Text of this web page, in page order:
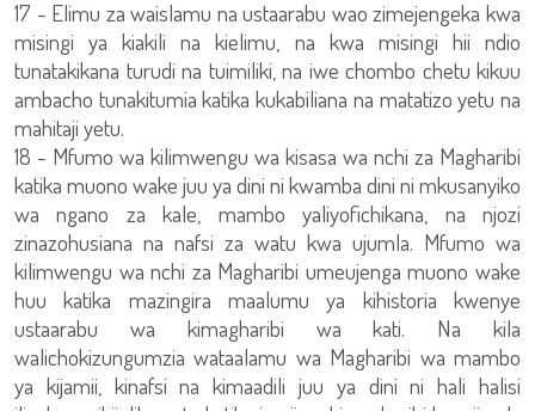
17 - Elimu za waislamu na ustaarabu wao zimejengeka kwa
misingi ya kiakili na kielimu, na kwa misingi hii ndio
tunatakikana turudi na tuimiliki, na iwe chombo chetu kikuu
ambacho tunakitumia katika kukabiliana na matatizo yetu na
mahitaji yetu.
18 - Mfumo wa kilimwengu wa kisasa wa nchi za Magharibi
katika muono wake juu ya dini ni kwamba dini ni mkusanyiko
wa ngano za kale, mambo yaliyofichikana, na njozi
zinazohusiana na nafsi za watu kwa ujumla. Mfumo wa
kilimwengu wa nchi za Magharibi umeujenga muono wake
huu katika mazingira maalumu ya kihistoria kwenye
ustaarabu wa kimagharibi wa kati. Na kila
walichokizungumzia wataalamu wa Magharibi wa mambo
ya kijamii, kinafsi na kimaadili juu ya dini ni hali halisi